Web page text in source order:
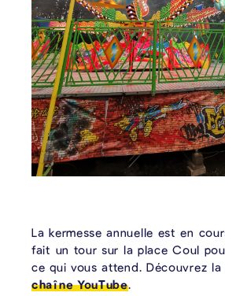
La kermesse annuelle est en
fait un tour sur la place Coul
ce qui vous attend. Découvrez
chaîne YouTube.